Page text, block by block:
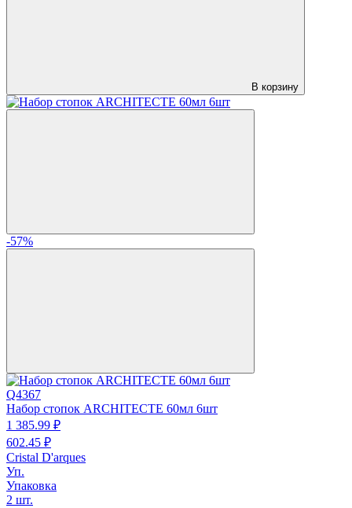
В корзину
-57%
Q4367
Набор стопок ARCHITECTE 60мл 6шт
1 385.99 ₽
602.45 ₽
Cristal D'arques
Уп.
Упаковка
2 шт.